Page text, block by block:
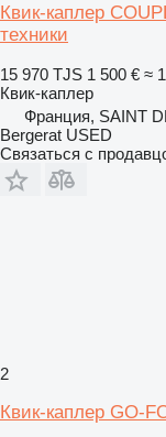
Квик-каплер
техники
15 970 TJS 1 500 € ≈
Квик-каплер
Франция, SAINT
Bergerat USED
Связаться с
2
Квик-каплер GO-